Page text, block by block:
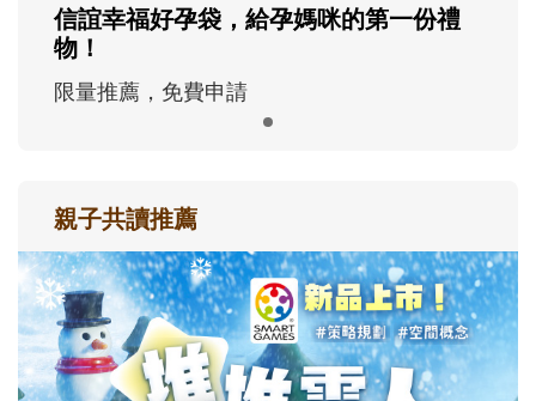
信誼幸福好孕袋，給孕媽咪的第一份禮
物！
限量推薦，免費申請
親子共讀推薦